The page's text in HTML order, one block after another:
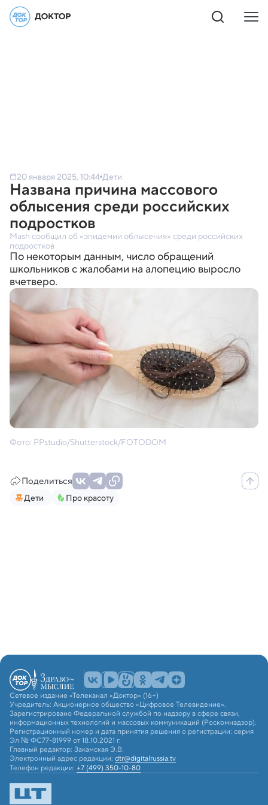
20 января 2025, 10:44 Дети
Названа причина массового
облысения среди российских
подростков
Mash сообщил об «эпидемии облысения» среди российских
подростков
По некоторым данным, число обращений
школьников с жалобами на алопецию выросло
вчетверо.
Фото: PPstudio/Shutterstock/FOTODOM
Поделиться
Дети Про красоту
Сетевое издание «Телеканал «Доктор» (16+)
Учредитель: Акционерное общество «Цифровое Телевидение».
Зарегистрировано Федеральной службой по надзору в сфере связи,
информационных технологий и массовых коммуникаций (Роскомнадзор).
Регистрационный номер и дата принятия решения о регистрации: серия
Эл № ФС77-81999 от 18.10.2021 г.
Главный редактор: Закамская Э.В.
Электронный адрес редакции: dtr@digitalrussia.tv
Телефон редакции: +7 (499) 350-10-80